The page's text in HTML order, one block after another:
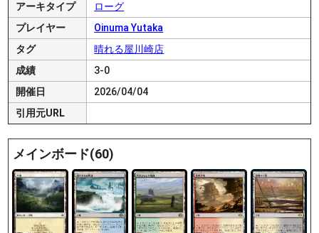
アーキタイプ
ローグ
プレイヤー
Oinuma Yutaka
タグ
晴れる屋川崎店
成績
3-0
開催日
2026/04/04
引用元URL
メインボード(60)